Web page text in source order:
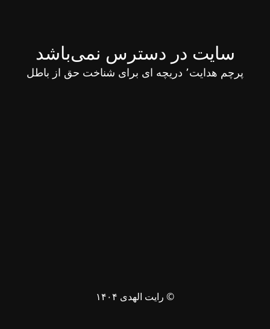
سایت در دسترس نمی‌باشد
پرچم هدایت٬ دریچه ای برای شناخت حق از باطل
© رایت الهدی ۱۴۰۴